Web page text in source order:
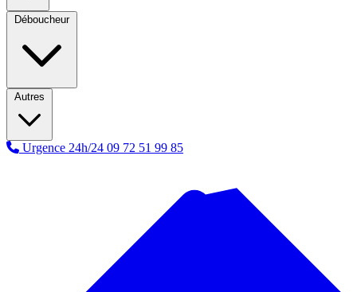
Déboucheur
Autres
Urgence 24h/24 09 72 51 99 85